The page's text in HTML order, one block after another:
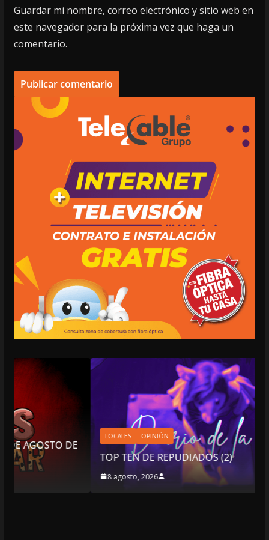
Guardar mi nombre, correo electrónico y sitio web en
este navegador para la próxima vez que haga un
comentario.
DE
OPINIÓN
TOP TEN DE REPUDIADOS (2)